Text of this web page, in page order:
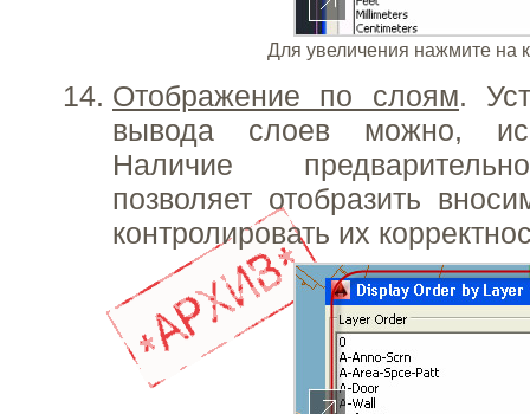
Для увеличения нажмите на
Отображение по слоям.
вывода слоев можно,
Наличие
позволяет отобразить
контролировать их